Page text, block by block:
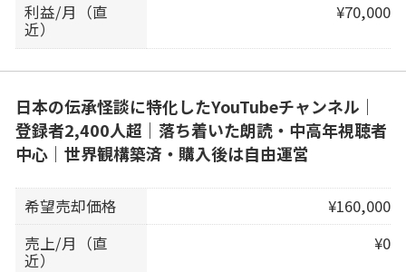
利益/月（直
近）
¥70,000
日本の伝承怪談に特化したYouTubeチャンネル｜
登録者2,400人超｜落ち着いた朗読・中高年視聴者
中心｜世界観構築済・購入後は自由運営
希望売却価格
¥160,000
売上/月（直
近）
¥0